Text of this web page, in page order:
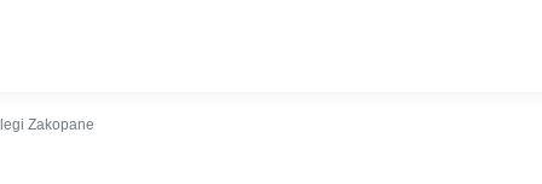
Zakopane